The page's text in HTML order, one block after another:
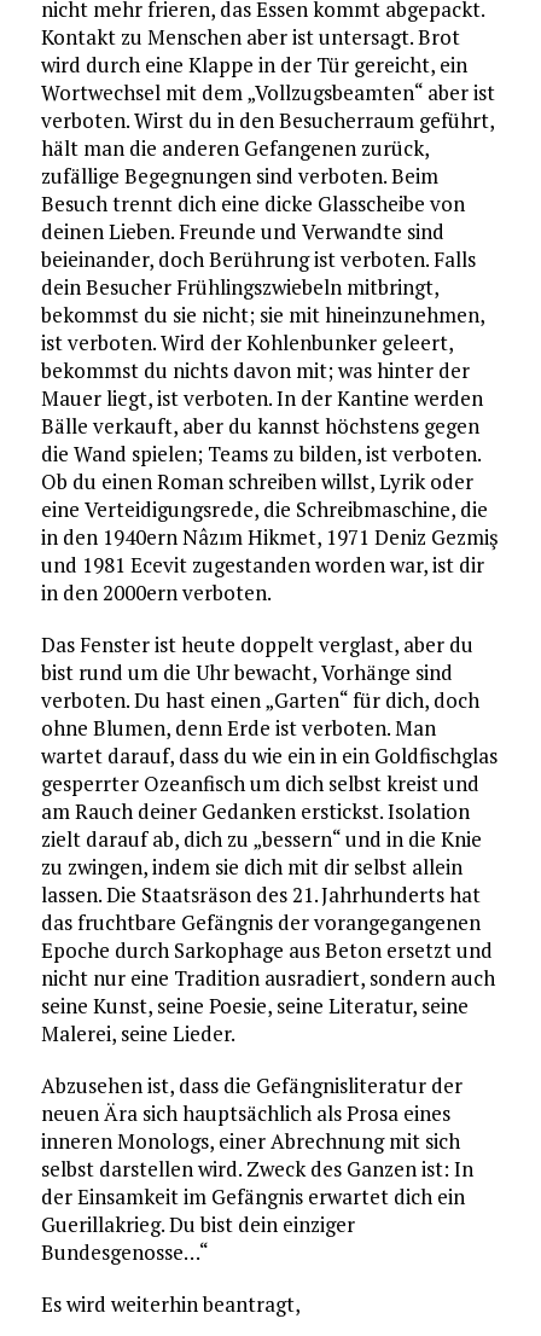
nicht mehr frieren, das Essen kommt abgepackt.
Kontakt zu Menschen aber ist untersagt. Brot
wird durch eine Klappe in der Tür gereicht, ein
Wortwechsel mit dem „Vollzugsbeamten“ aber ist
verboten. Wirst du in den Besucherraum geführt,
hält man die anderen Gefangenen zurück,
zufällige Begegnungen sind verboten. Beim
Besuch trennt dich eine dicke Glasscheibe von
deinen Lieben. Freunde und Verwandte sind
beieinander, doch Berührung ist verboten. Falls
dein Besucher Frühlingszwiebeln mitbringt,
bekommst du sie nicht; sie mit hineinzunehmen,
ist verboten. Wird der Kohlenbunker geleert,
bekommst du nichts davon mit; was hinter der
Mauer liegt, ist verboten. In der Kantine werden
Bälle verkauft, aber du kannst höchstens gegen
die Wand spielen; Teams zu bilden, ist verboten.
Ob du einen Roman schreiben willst, Lyrik oder
eine Verteidigungsrede, die Schreibmaschine, die
in den 1940ern Nâzım Hikmet, 1971 Deniz Gezmiş
und 1981 Ecevit zugestanden worden war, ist dir
in den 2000ern verboten.
Das Fenster ist heute doppelt verglast, aber du
bist rund um die Uhr bewacht, Vorhänge sind
verboten. Du hast einen „Garten“ für dich, doch
ohne Blumen, denn Erde ist verboten. Man
wartet darauf, dass du wie ein in ein Goldfischglas
gesperrter Ozeanfisch um dich selbst kreist und
am Rauch deiner Gedanken erstickst. Isolation
zielt darauf ab, dich zu „bessern“ und in die Knie
zu zwingen, indem sie dich mit dir selbst allein
lassen. Die Staatsräson des 21. Jahrhunderts hat
das fruchtbare Gefängnis der vorangegangenen
Epoche durch Sarkophage aus Beton ersetzt und
nicht nur eine Tradition ausradiert, sondern auch
seine Kunst, seine Poesie, seine Literatur, seine
Malerei, seine Lieder.
Abzusehen ist, dass die Gefängnisliteratur der
neuen Ära sich hauptsächlich als Prosa eines
inneren Monologs, einer Abrechnung mit sich
selbst darstellen wird. Zweck des Ganzen ist: In
der Einsamkeit im Gefängnis erwartet dich ein
Guerillakrieg. Du bist dein einziger
Bundesgenosse…“
Es wird weiterhin beantragt,